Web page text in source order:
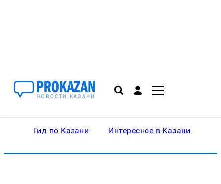
Гид по Казани Интересное в Казани